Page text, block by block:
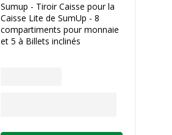
Sumup - Tiroir Caisse pour la
Caisse Lite de SumUp - 8
compartiments pour monnaie
et 5 à Billets inclinés